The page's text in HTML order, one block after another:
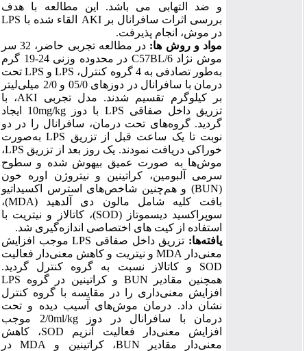
و ضد التهابی می باشد. این مطالعه با هدف
بررسی اثرات سافرانال بر AKIالقاء شده باLPS
در موش، انجام پذیرفت.
مواد و روش ها:
در مطالعه تجربی حاضر، 32 سر
موش نژادC57BL/6 در محدوده وزنی 24-19 گرم
به‌طور تصادفی به 4 گروه کنترل،
LPSوLPSتحت
درمان با سافرانال در دوزهای 05/0 و 2/0 میلی
لیتر
بر کیلوگرم تقسیم شدند. مدل تجربی AKI، با
تزریق داخل صفاقیLPSبا دوز mg/kg
10 ایجاد
گردید. گروه‌های تحت درمان، سافرانال را در دو
نوبت تا یک ساعت قبل از تزریقLPSبه‌صورت
خوراکی دریافت نمودند. یک روز بعد از تزریقLPS،
موش‌ها به صورت عمیق بیهوش شده و سطوح
سرمی آلبومین، کراتینین و نیتروژن اوره خون
BUN) و همچنین شاخصهای استرس اکسیداتیو
بافت کلیه شامل مالون دی آلدهید (
MDA)،
سوپراکسید دیسموتاز (
SOD)، کاتالاز و نیتریت با
استفاده از کیت های اختصاصی اندازه گیری شد.
یافتهها: تزریق داخل صفاقی LPSموجب افزایش
معنی‌دارMDAو نیتریت و کاهش معنی‌دار فعالیت
SODو کاتالاز نسبت به گروه کنترل گردید.
همچنین مقادیر
BUNو کراتینین در گروه LPS
افزایش معنی‌داری را در مقایسه با گروه کنترل
نشان داد. درمان موش‌های آسیب دیده و تحت
درمان با سافرانال در دوز
ml/kg
2/0 موجب
افزایش معنی‌دار فعالیت آنزیم
SOD، کاهش
معنی‌دار مقادیر
BUN، کراتینین و MDAدر